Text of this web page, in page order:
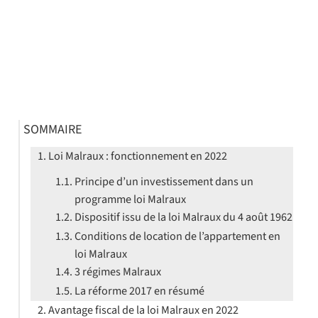
SOMMAIRE
Loi Malraux : fonctionnement en 2022
Principe d’un investissement dans un
programme loi Malraux
Dispositif issu de la loi Malraux du 4 août 1962
Conditions de location de l’appartement en
loi Malraux
3 régimes Malraux
La réforme 2017 en résumé
Avantage fiscal de la loi Malraux en 2022